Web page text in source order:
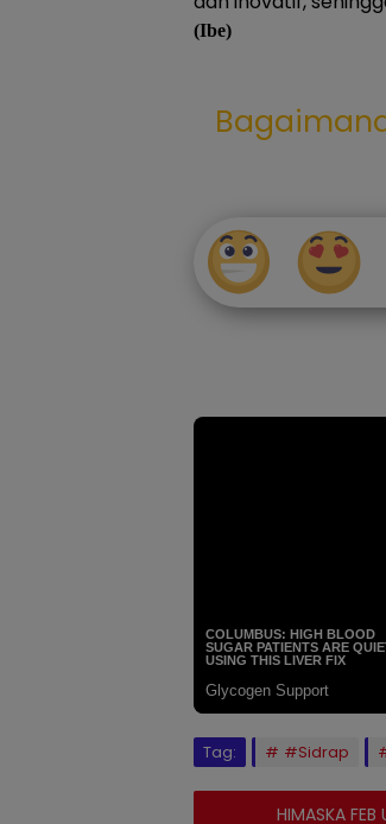
(Ibe)
Tag: #Sidrap
HIMASKA